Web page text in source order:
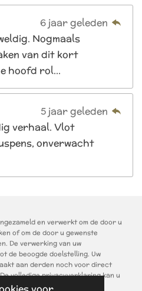
6 jaar geleden
Nogmaals
van dit kort
hoofd rol...
5 jaar geleden
verhaal. Vlot
onverwacht
en verwerkt om de door u
of om de door u gewenste
De verwerking van uw
de beoogde doelstelling. Uw
aan derden noch voor direct
volledige privacyverklaring kan u
.